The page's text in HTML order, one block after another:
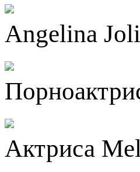
Angelina
Актриса